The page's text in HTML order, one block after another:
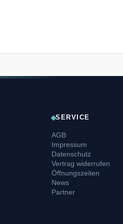
SERVICE
AGB
Impressum
Datenschutz
Vertrag widerrufen
Öffnungszeiten
News
Partner